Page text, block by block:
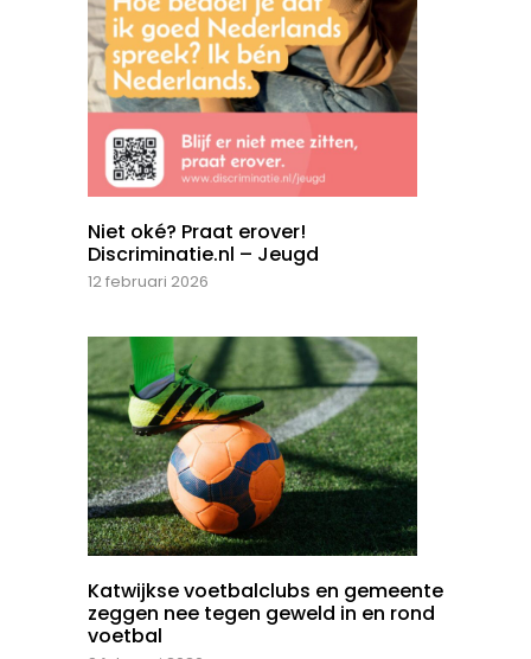
Niet oké? Praat erover!
Discriminatie.nl – Jeugd
12 februari 2026
Katwijkse voetbalclubs en gemeente
zeggen nee tegen geweld in en rond
voetbal